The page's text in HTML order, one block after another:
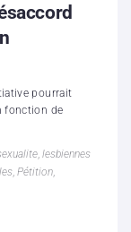
pourrait
fonction de
lesbiennes
Pétition